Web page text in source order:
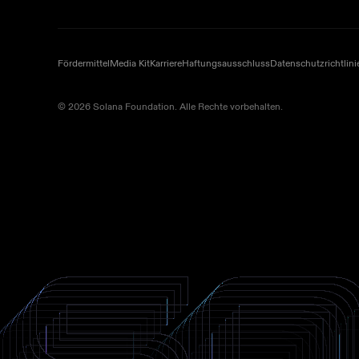
FördermittelMedia KitKarriereHaftungsausschluss
© 2026 Solana Foundation. Alle Rechte vorbehalten.